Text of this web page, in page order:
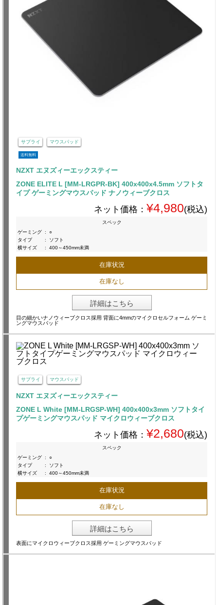
サプライ マウスパッド
送料無料
NZXT エヌズィーエックスティー
ZONE ELITE L [MM-LRGPR-BK] 400x400x4.5mm ソフトタ
イプ ゲーミングマウスパッド ナノウィーブクロス
ネット価格： ¥4,980(税込)
スペック
ゲーミング :
○
タイプ
:
ソフト
横サイズ
: 400～450mm未満
在庫状況
在庫なし
詳細はこちら
目の細かいナノウィーブクロス採用 背面に4mmのマイクロセルフォーム ゲーミ
ングマウスパッド
サプライ マウスパッド
NZXT エヌズィーエックスティー
ZONE L White [MM-LRGSP-WH] 400x400x3mm ソフトタイ
プゲーミングマウスパッド マイクロウィーブクロス
ネット価格： ¥2,680(税込)
スペック
ゲーミング :
○
タイプ
:
ソフト
横サイズ
: 400～450mm未満
在庫状況
在庫なし
詳細はこちら
表面にマイクロウィーブクロス採用 ゲーミングマウスパッド